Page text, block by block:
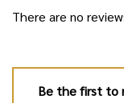
There are no
Be the first to